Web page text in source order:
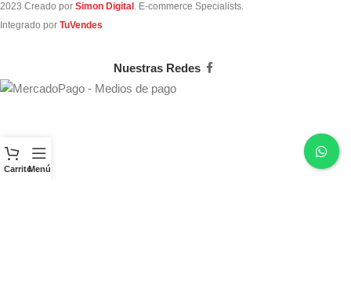
2023 Creado por Simon Digital . E-commerce Specialists.
Integrado por TuVendes
Nuestras Redes
CarritoMenú